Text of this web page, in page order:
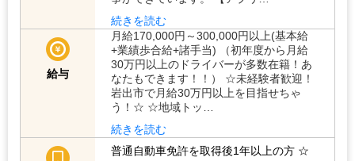
続きを読む
給与
月給170,000円～300,000円以上(基本給
+業績歩合給+諸手当) （初年度から月給
30万円以上のドライバーが多数在籍！あ
なたもできます！！） ☆未経験者歓迎！
岩出市で月給30万円以上を目指せちゃ
う！☆ ☆地域トッ…
続きを読む
普通自動車免許を取得後1年以上の方 ☆